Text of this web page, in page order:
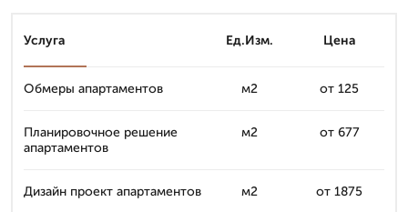
Услуга Ед.Изм. Цена
Обмеры апартаментов м2 от 125
Планировочное решение
апартаментов
м2 от 677
Дизайн проект апартаментов м2 от 1875